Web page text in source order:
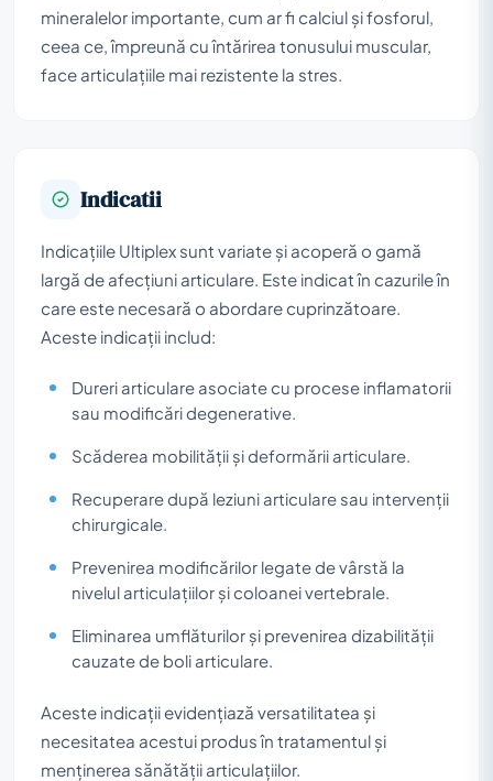
mineralelor importante, cum ar fi calciul și fosforul,
ceea ce, împreună cu întărirea tonusului muscular,
face articulațiile mai rezistente la stres.
Indicatii
Indicațiile Ultiplex sunt variate și acoperă o gamă
largă de afecțiuni articulare. Este indicat în cazurile în
care este necesară o abordare cuprinzătoare.
Aceste indicații includ:
Dureri articulare asociate cu procese inflamatorii
sau modificări degenerative.
Scăderea mobilității și deformării articulare.
Recuperare după leziuni articulare sau intervenții
chirurgicale.
Prevenirea modificărilor legate de vârstă la
nivelul articulațiilor și coloanei vertebrale.
Eliminarea umflăturilor și prevenirea dizabilității
cauzate de boli articulare.
Aceste indicații evidențiază versatilitatea și
necesitatea acestui produs în tratamentul și
menținerea sănătății articulațiilor.